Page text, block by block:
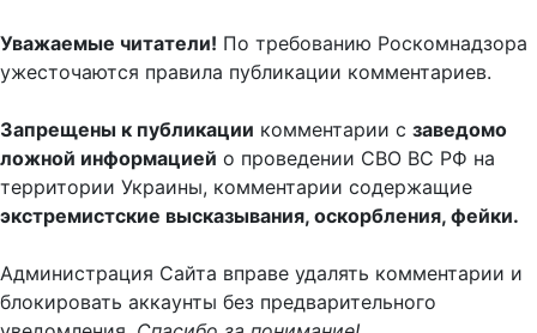
Уважаемые читатели! По требованию Роскомнадзора
ужесточаются правила публикации комментариев.
Запрещены к публикации комментарии с заведомо
ложной информацией о проведении СВО ВС РФ на
территории Украины, комментарии содержащие
экстремистские высказывания, оскорбления, фейки.
Администрация Сайта вправе удалять комментарии и
блокировать аккаунты без предварительного